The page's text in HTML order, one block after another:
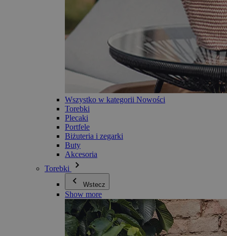
Wszystko w kategorii Nowości
Torebki
Plecaki
Portfele
Biżuteria i zegarki
Buty
Akcesoria
Torebki
Wstecz
Show more